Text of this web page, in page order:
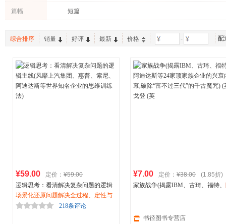
篇幅 短篇
综合排序 销量 好评 最新 价格 - 配
¥59.00 定价： ¥59.00
逻辑思考：看清解决复杂问题的逻辑
主线(风靡上汽集团、惠普、索尼、阿
迪达斯 等世界知名企业的思维训练法)
场景化还原问题解决全过程、定性与
定量分析工具并行、逻辑思考7步法学
218条评论
¥7.00 定价： ¥38.00
(1.85折)
家族战争(揭露IBM、古琦、福特、
登 (英书径图书专营店